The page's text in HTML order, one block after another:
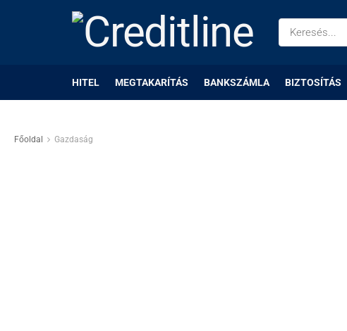
HITEL MEGTAKARÍTÁS BANKSZÁMLA BIZTOSÍTÁS
Főoldal Gazdaság